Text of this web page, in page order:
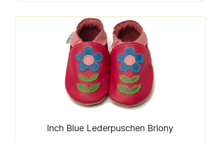
Inch Blue Lederpuschen Briony